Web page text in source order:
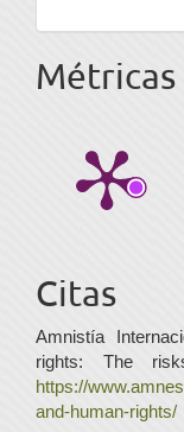
Métricas
Citas
Amnistía
rights: The
https://
and-human-rights/